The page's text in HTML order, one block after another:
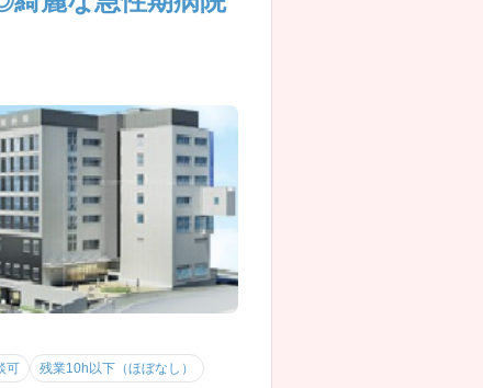
可
残業10h以下（ほぼなし）